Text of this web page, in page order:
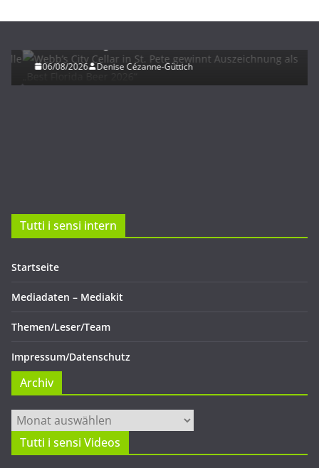
06/08/2026 Denise Cézanne-Güttich
Tutti i sensi intern
Startseite
Mediadaten – Mediakit
Themen/Leser/Team
Impressum/Datenschutz
Archiv
Archiv
Tutti i sensi Videos